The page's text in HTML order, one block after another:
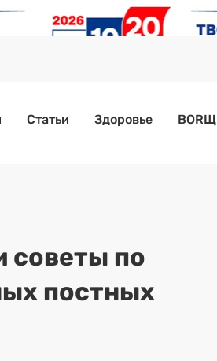
Статьи Здоровье BORЩ
советы по
постных